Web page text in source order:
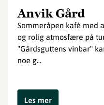
Anvik Gård
Sommeråpen kafé med
og rolig atmosfære på
"Gårdsguttens vinbar"
noe g...
Les mer